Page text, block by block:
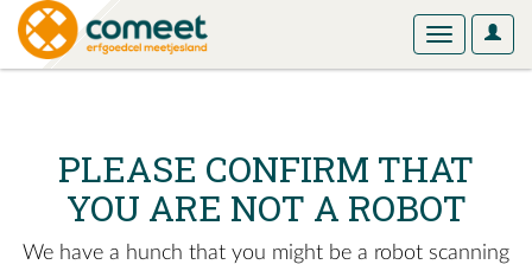
User
Toggle
PLEASE CONFIRM THAT
YOU ARE NOT A ROBOT
We have a hunch that you might be a robot scanning